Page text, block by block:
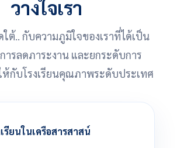
วางใจเรา
ต้.. กับความภูมิใจของเราที่ได้เป็น
ารลดภาระงาน และยกระดับการ
ห้กับโรงเรียนคุณภาพระดับประเทศ
เรียนในเครือสารสาสน์